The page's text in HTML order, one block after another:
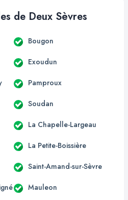
de Deux Sèvres
Bougon
Exoudun
Pamproux
Soudan
La Chapelle-Largeau
La Petite-Boissière
Saint-Amand-sur-Sèvre
Mauleon